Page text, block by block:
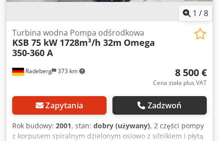
1 /8
Radeberg 373 km
Turbina wodna Pompa odśrodkowa
KSB 75 kW 1728m³/h 32m Omega
350-360 A
8 500 €
Cena stała plus VAT
Zapytania Zadzwoń
Rok budowy: 2001, stan: dobry (używany), 2 części pompy
z korpusem spiralnym dzielonym osiowo z silnikiem i płytą